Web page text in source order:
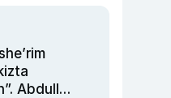
Abdulla